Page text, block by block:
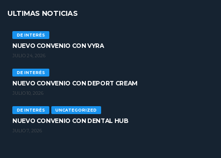
ULTIMAS NOTICIAS
DE INTERÉS
NUEVO CONVENIO CON VYRA
JULIO 24, 2026
DE INTERÉS
NUEVO CONVENIO CON DEPORT CREAM
JULIO 10, 2026
DE INTERÉS UNCATEGORIZED
NUEVO CONVENIO CON DENTAL HUB
JULIO 7, 2026